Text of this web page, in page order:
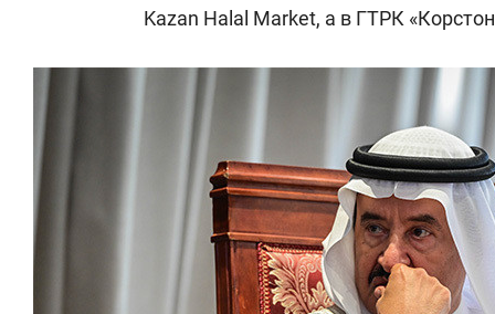
Kazan Halal Market, а в ГТРК